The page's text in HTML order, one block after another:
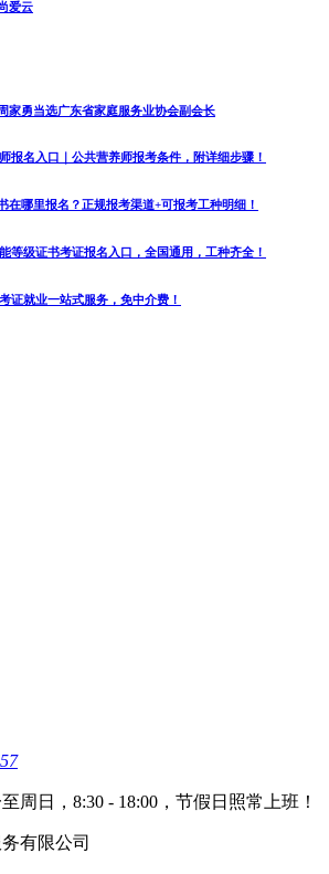
爱云
家勇当选广东省家庭服务业协会副会长
报名入口｜公共营养师报考条件，附详细步骤！
在哪里报名？正规报考渠道+可报考工种明细！
等级证书考证报名入口，全国通用，工种齐全！
证就业一站式服务，免中介费！
周日，8:30 - 18:00，节假日照常上班！
有限公司